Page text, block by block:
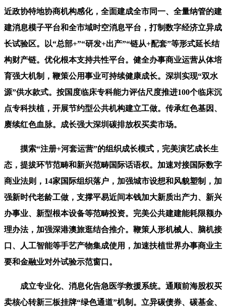
近政协特地协商机构感化，全面建成全市同一、全量纳管的建
建消息模子平台和全市域时空消息平台，打制数字经济立异成
长试验区。以“总部+”“研发+出产”“链从+配套”等形式延长结
构财产链。优化根本支持共性平台。健全办事商业运营从体培
育强大机制，鞭策公用事业可持续健康成长。深圳实现“双水
源”供水款式。按国度临床专科能力评估尺度推进100个临床沉
点专科扶植，开展节约型公共机构建立工做。传承红色基因、
赓续红色血脉。成长强大深圳碳排放权买卖市场。
摸索“注册+河套运营”的组织成长模式，完美演艺成长生
态，提拔环节范畴和新兴范畴国际话语权。加速对接国际数字
商业法则，14家国际组织落户，加强城市设想和风貌塑制，加
强新时代老龄工做，支撑平易近间本钱加大新质出产力、新兴
办事业、新型根本设备等范畴投资。完美公共建建能耗限额办
理办法，加强深港澳旅逛结合推介。鞭策人形机械人、脑机接
口、人工智能等手艺产物集成使用，加速扶植世界办事商业主
要和金融业对外试验示范窗口。
成立专业化、消息化告急医学救援系统。通顺前海股权买
卖核心转新三板挂牌“绿色通道”机制。立异碳债券、碳基金、